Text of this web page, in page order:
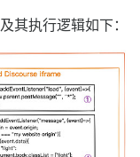
其执行逻辑如下：